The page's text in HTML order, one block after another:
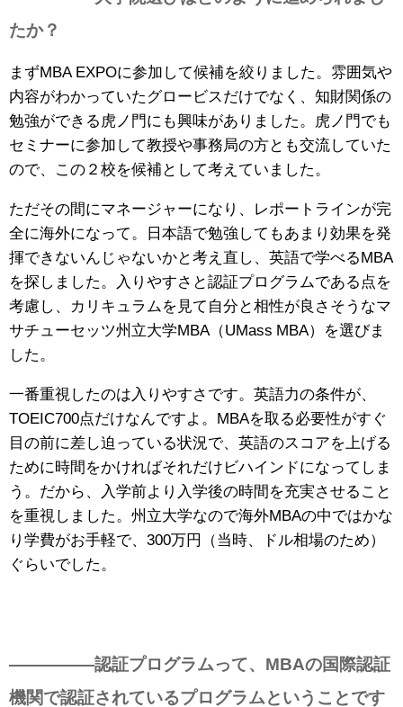
たか？
まずMBA EXPOに参加して候補を絞りました。雰囲気や
内容がわかっていたグロービスだけでなく、知財関係の
勉強ができる虎ノ門にも興味がありました。虎ノ門でも
セミナーに参加して教授や事務局の方とも交流していた
ので、この２校を候補として考えていました。
ただその間にマネージャーになり、レポートラインが完
全に海外になって。日本語で勉強してもあまり効果を発
揮できないんじゃないかと考え直し、英語で学べるMBA
を探しました。入りやすさと認証プログラムである点を
考慮し、カリキュラムを見て自分と相性が良さそうなマ
サチューセッツ州立大学MBA（UMass MBA）を選びま
した。
一番重視したのは入りやすさです。英語力の条件が、
TOEIC700点だけなんですよ。MBAを取る必要性がすぐ
目の前に差し迫っている状況で、英語のスコアを上げる
ために時間をかければそれだけビハインドになってしま
う。だから、入学前より入学後の時間を充実させること
を重視しました。州立大学なので海外MBAの中ではかな
り学費がお手軽で、300万円（当時、ドル相場のため）
ぐらいでした。
—————認証プログラムって、MBAの国際認証
機関で認証されているプログラムということです